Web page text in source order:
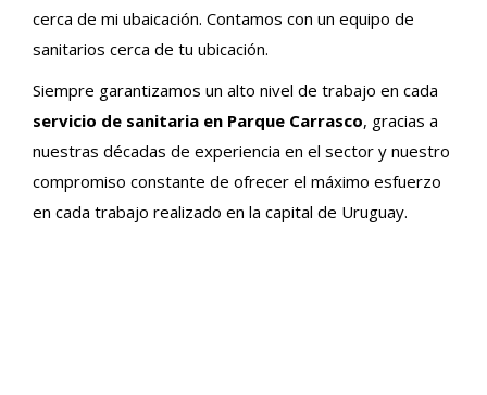
cerca de mi ubaicación. Contamos con un equipo de
sanitarios cerca de tu ubicación.
Siempre garantizamos un alto nivel de trabajo en cada
servicio de sanitaria en Parque Carrasco, gracias a
nuestras décadas de experiencia en el sector y nuestro
compromiso constante de ofrecer el máximo esfuerzo
en cada trabajo realizado en la capital de Uruguay.